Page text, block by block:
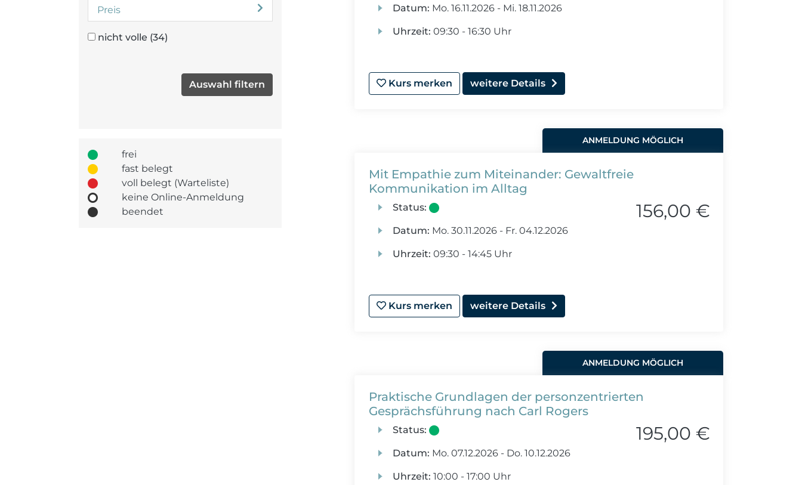
Preis
nicht volle (34)
frei
fast belegt
voll belegt (Warteliste)
keine Online-Anmeldung
beendet
Datum: Mo.16.11.2026 - Mi.18.11.2026
Uhrzeit: 09:30 - 16:30 Uhr
Kurs merken weitere Details
ANMELDUNG MÖGLICH
Mit Empathie zum Miteinander: Gewaltfreie
Kommunikation im Alltag
Status:
Datum: Mo.30.11.2026 - Fr.04.12.2026
Uhrzeit: 09:30 - 14:45 Uhr
156,00 €
Kurs merken weitere Details
ANMELDUNG MÖGLICH
Praktische Grundlagen der personzentrierten
Gesprächsführung nach Carl Rogers
Status:
Datum: Mo.07.12.2026 - Do.10.12.2026
Uhrzeit: 10:00 - 17:00 Uhr
195,00 €